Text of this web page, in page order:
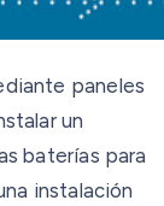
paneles
un
baterías para
instalación